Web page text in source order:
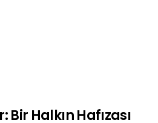
Bir Halkın Hafızası